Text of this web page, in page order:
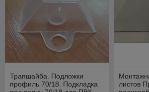
Трапшайба. Подложки
профиль 70/18. Подкладка
листов